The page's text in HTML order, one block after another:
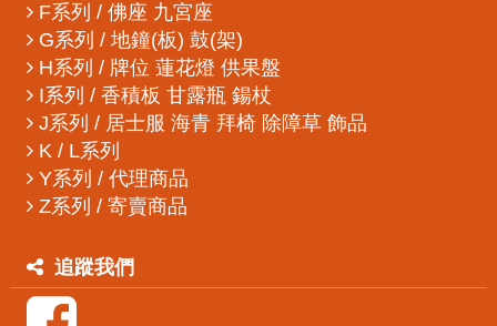
F系列 / 佛座 九宮座
G系列 / 地鐘(板) 鼓(架)
H系列 / 牌位 蓮花燈 供果盤
I系列 / 香積板 甘露瓶 鍚杖
J系列 / 居士服 海青 拜椅 除障草 飾品
K / L系列
Y系列 / 代理商品
Z系列 / 寄賣商品
追蹤我們